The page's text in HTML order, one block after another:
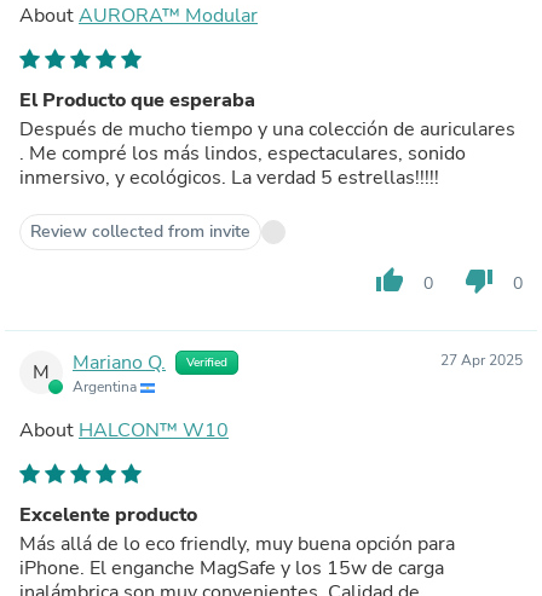
AboutAURORA™ Modular
El Producto que esperaba
Después de mucho tiempo y una colección de auriculares
. Me compré los más lindos, espectaculares, sonido
inmersivo, y ecológicos. La verdad 5 estrellas!!!!!
Review collected from invite
thumb_up 0 thumb_down 0
M Mariano Q. Verified
Argentina
27 Apr 2025
About HALCON™ W10
Excelente producto
Más allá de lo eco friendly, muy buena opción para
iPhone. El enganche MagSafe y los 15w de carga